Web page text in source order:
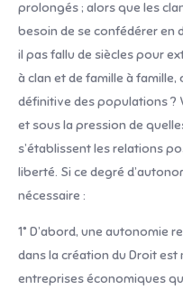
prolongés ; alors que les
besoin de se confédérer en
il pas fallu de siècles pour
à clan et de famille à
définitive des populations ?
et sous la pression de
s’établissent les relations
liberté. Si ce degré
nécessaire :
1° D’abord, une autonomie
dans la création du Droit
entreprises économiques